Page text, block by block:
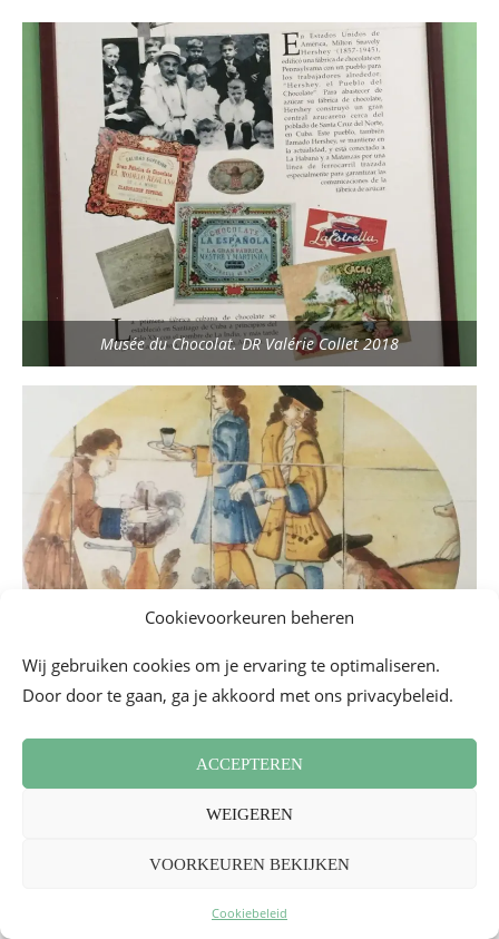
Cookievoorkeuren beheren
Wij gebruiken cookies om je ervaring te optimaliseren.
Door door te gaan, ga je akkoord met ons privacybeleid.
ACCEPTEREN
WEIGEREN
VOORKEUREN BEKIJKEN
Cookiebeleid
Musée du Chocolat. DR Valérie Collet 2018
Musée du Chocolat. DR Valérie Collet 2018
Museo del Chocolate
Op de hoek van de rue Mercaderes en de rue
Oud-Havana. Tel.: 53(0)78 664 431